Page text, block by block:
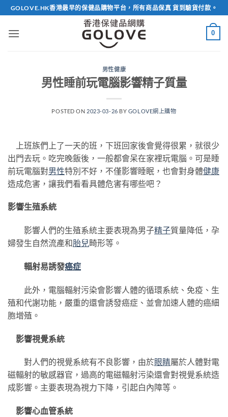
Skip
to
content
GOLOVE.HK香港最早的保健品購物平台，所有商品保真 貨到驗貨付款。
0
男性健康
男性睡前玩電腦影響精子質量
POSTED ON 2023-03-26 BY GOLOVE網上購物
上班族們上了一天的班，下班回家後會覺得很累，就很少
出門去玩。吃完晚飯後，一般都會呆在家裡玩電腦。可是睡
前玩電腦對男性特別不好，不僅影響睡眠，也會對身體健康
造成危害，讓我們看看具體危害有哪些吧？
影響生殖系統
影響人們的生殖系統主要表現為男子精子質量降低，孕
婦發生自然流產和胎兒畸形等。
輻射易誘發癌症
此外，電腦輻射污染會影響人體的循環系統、免疫、生
殖和代謝功能，嚴重的還會誘發癌症、並會加速人體的癌細
胞增殖。
影響視覺系統
對人們的視覺系統有不良影響，由於眼睛屬於人體對電
磁輻射的敏感器官，過高的電磁輻射污染還會對視覺系統造
成影響。主要表現為視力下降，引起白內障等。
影響心血管系統